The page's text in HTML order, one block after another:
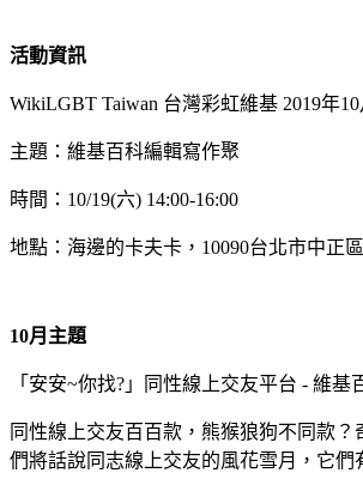
活動資訊
WikiLGBT Taiwan 台灣彩虹維基 2019年
主題：維基百科編輯寫作聚
時間：10/19(六) 14:00-16:00
地點：海邊的卡夫卡，10090台北市中正
10月主題
「安安~你找?」同性線上交友平台 - 維基
同性線上交友百百款，熊猴狼狗不同款？
們將話說同志線上交友的風花雪月，它